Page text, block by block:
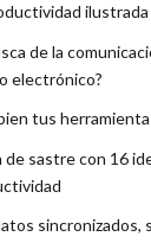
ilustrada
de la
electrónico?
tus
de sastre con 16
sincronizados,